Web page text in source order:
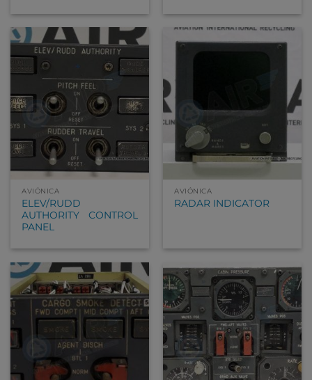
AVIÓNICA
ELEV/RUDD
AUTHORITY CONTROL
PANEL
AVIÓNICA
RADAR INDICATOR